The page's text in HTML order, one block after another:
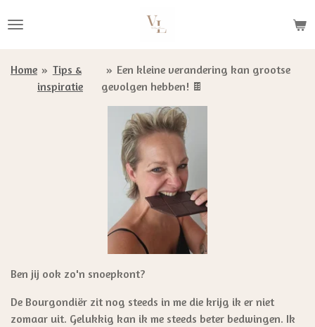
direct
de
hoofdinhoud
Home » Tips &
inspiratie
» Een kleine verandering kan grootse
gevolgen hebben! 🍫
Ben jij ook zo'n snoepkont?
De Bourgondiër zit nog steeds in me die krijg ik er niet
zomaar uit. Gelukkig kan ik me steeds beter bedwingen. Ik